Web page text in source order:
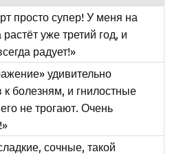
просто супер! У меня на
уже третий год, и
радует!»
удивительно
к болезням, и гнилостные
не трогают. Очень
сочные, такой